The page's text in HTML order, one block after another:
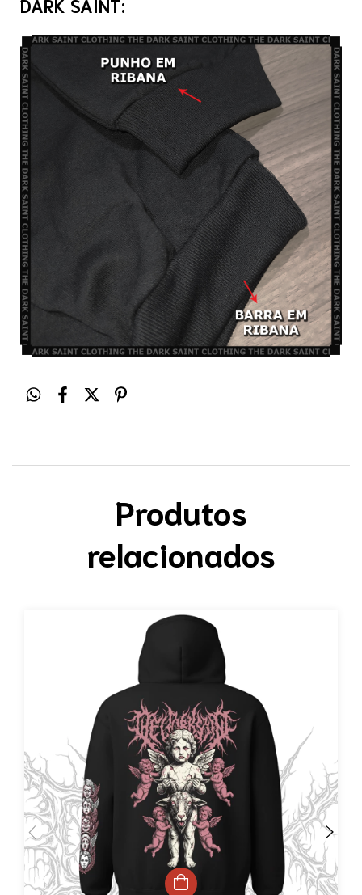
DARK SAINT:
Produtos
relacionados